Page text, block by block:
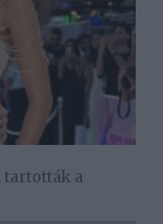
tartották a